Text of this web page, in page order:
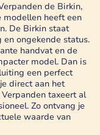
de Birkin,
modellen heeft een
De Birkin staat
ongekende status.
handvat en de
model. Dan is
een perfect
direct aan het
taxeert al
Zo ontvang je
waarde van